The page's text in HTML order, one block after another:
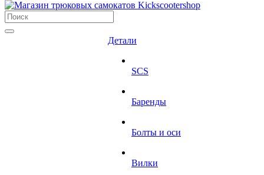
Детали
SCS
Баренды
Болты и оси
Вилки